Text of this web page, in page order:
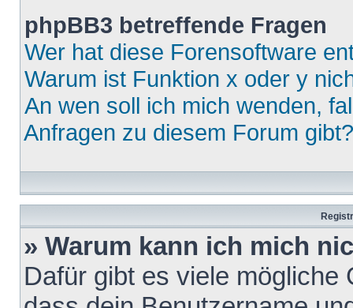
phpBB3 betreffende Fragen
Wer hat diese Forensoftware
Warum ist Funktion x oder y
An wen soll ich mich wenden,
Anfragen zu diesem Forum gibt?
» Warum kann ich mich
Dafür gibt es viele